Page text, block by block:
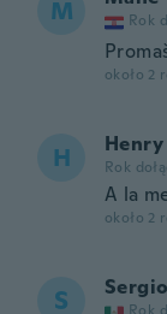
M Rok
około 2
H Henry
Rok
A la
około 2
S Sergio